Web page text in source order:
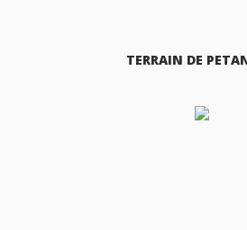
TERRAIN DE